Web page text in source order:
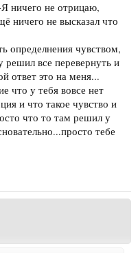
ничего не отрицаю,
ничего не высказал что
определнения чувством,
решил все перевернуть и
ответ это на меня...
что у тебя вовсе нет
и что такое чувство и
что то там решил у
тебе